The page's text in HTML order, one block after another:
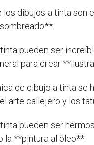
los dibujos a tinta
pueden ser
para crear
de dibujo a tinta se
arte callejero y los
pueden ser
la **pintura al óleo**.